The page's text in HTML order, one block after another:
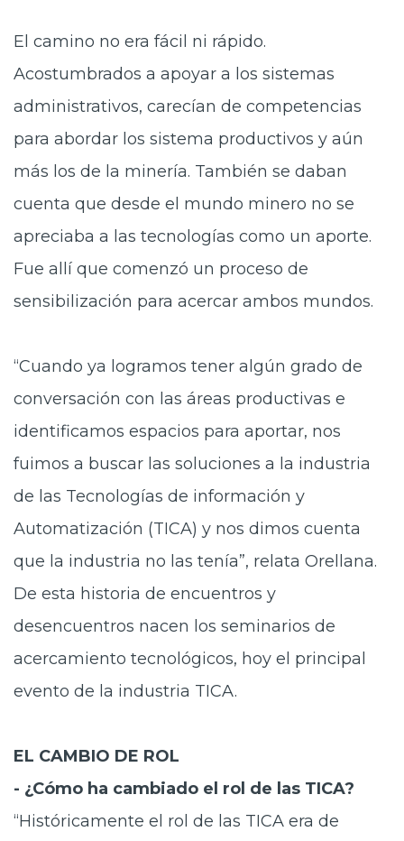
El camino no era fácil ni rápido.
Acostumbrados a apoyar a los sistemas
administrativos, carecían de competencias
para abordar los sistema productivos y aún
más los de la minería. También se daban
cuenta que desde el mundo minero no se
apreciaba a las tecnologías como un aporte.
Fue allí que comenzó un proceso de
sensibilización para acercar ambos mundos.
“Cuando ya logramos tener algún grado de
conversación con las áreas productivas e
identificamos espacios para aportar, nos
fuimos a buscar las soluciones a la industria
de las Tecnologías de información y
Automatización (TICA) y nos dimos cuenta
que la industria no las tenía”, relata Orellana.
De esta historia de encuentros y
desencuentros nacen los seminarios de
acercamiento tecnológicos, hoy el principal
evento de la industria TICA.
EL CAMBIO DE ROL
- ¿Cómo ha cambiado el rol de las TICA?
“Históricamente el rol de las TICA era de